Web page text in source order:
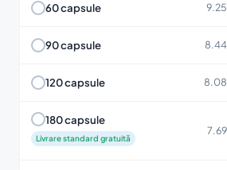
60 capsule
90 capsule
120 capsule
180 capsule
Livrare standard gratuită